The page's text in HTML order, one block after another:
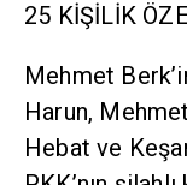
25 KİŞİLİK
Mehmet
Harun,
Hebat ve